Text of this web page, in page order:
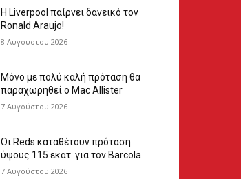
Η Liverpool παίρνει δανεικό τον
Ronald Araujo!
8 Αυγούστου 2026
Μόνο με πολύ καλή πρόταση θα
παραχωρηθεί ο Mac Allister
7 Αυγούστου 2026
Οι Reds καταθέτουν πρόταση
ύψους 115 εκατ. για τον Barcola
7 Αυγούστου 2026